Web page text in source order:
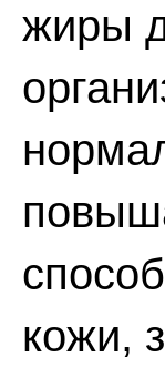
жиры
кожи,